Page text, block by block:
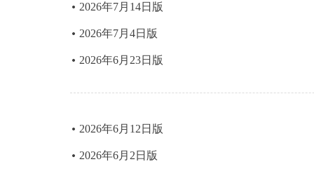
2026年7月14日版
2026年7月4日版
2026年6月23日版
2026年6月12日版
2026年6月2日版